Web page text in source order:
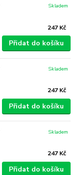
247 Kč
Skladem
Přidat do košíku
247 Kč
Skladem
Přidat do košíku
247 Kč
Skladem
Přidat do košíku